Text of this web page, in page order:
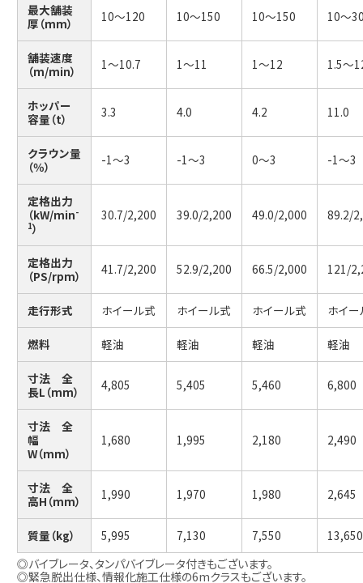
最大舗装
厚（mm）
10～120 10～150 10～150 10～
舗装速度
（m/min）
1～10.7 1～11 1～12 1.5～
ホッパー
容量（t）
3.3 4.0 4.2 11.0
クラウン量
（％）
-1～3 -1～3 0～3 -1～3
定格出力
（kW/min-
1）
30.7/2,200 39.0/2,200 49.0/2,000 89.2/
定格出力
（PS/rpm）
41.7/2,200 52.9/2,200 66.5/2,000 121/
走行形式 ホイール式 ホイール式 ホイール式 ホイ
燃料 軽油 軽油 軽油 軽油
寸法 全
長L（mm）
4,805 5,405 5,460 6,800
寸法 全
幅
W（mm）
1,680 1,995 2,180 2,490
寸法 全
高H（mm）
1,990 1,970 1,980 2,645
質量（kg） 5,995 7,130 7,550
13,650
◎バイブレータ、タンパバイブレータ付きもございます。
◎緊急脱出仕様、情報化施工仕様の6mクラスもございます。